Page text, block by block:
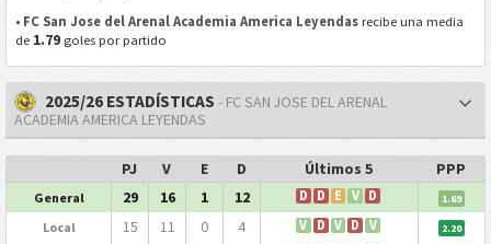
• FC San Jose del Arenal Academia America Leyendas recibe una media
de 1.79 goles por partido
2025/26 ESTADÍSTICAS - FC SAN JOSE DEL ARENAL
ACADEMIA AMERICA LEYENDAS
PJ V E D Últimos 5 PPP
General 29 16 1 12 D D E V D 1.69
Local 15 11 0 4 V D V D V 2.20